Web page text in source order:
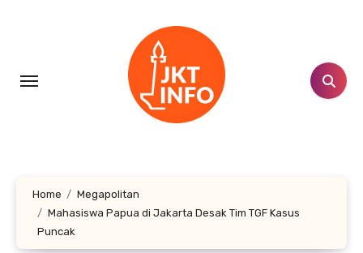
Home
Megapolitan
Mahasiswa Papua di Jakarta Desak Tim TGF Kasus
Puncak